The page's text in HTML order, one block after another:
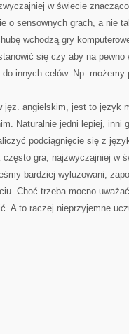
w świecie
o sensownych grach, a nie
wchodzą gry
się czy aby na
innych celów. Np.
jęz. angielskim, jest to język
Naturalnie jedni lepiej, inni
podciągnięcie się z
często gra, najzwyczajniej w
bardziej wyluzowani,
Choć trzeba mocno
A to raczej nieprzyjemne